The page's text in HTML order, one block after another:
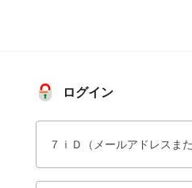
ログイン
７ｉＤ（メールアドレスま